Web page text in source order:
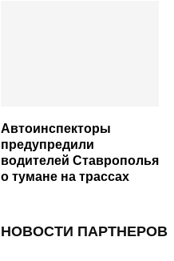
Автоинспекторы
предупредили
водителей Ставрополья
о тумане на трассах
НОВОСТИ ПАРТНЕРОВ